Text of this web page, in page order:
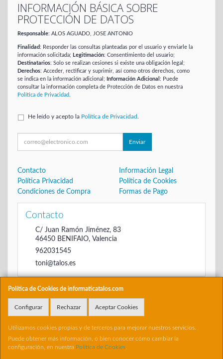
Política de Cookies de informaticatalos.com
Configurar Rechazar Aceptar Cookies
Utilizamos cookies propias y de terceros para mejorar nuestros servicios.
Puede obtener más información, o bien conocer cómo cambiar la
configuración, en nuestra Política de Cookies
INFORMACIÓN BÁSICA SOBRE
PROTECCIÓN DE DATOS
Responsable: ALOS AGUADO, JOSE ANTONIO
Finalidad: Responder las consultas planteadas por el usuario y enviarle la
información solicitada; Legitimación: Consentimiento del usuario;
Destinatarios: Solo se realizan cesiones si existe una obligación legal;
Derechos: Acceder, rectificar y suprimir, así como otros derechos, como
se indica en la información adicional;
Información Adicional : Puede
consultar la información completa de Protección de Datos en nuestra
Política de Privacidad
He leído y acepto la Política de Privacidad
Enviar
Contacto
Información Legal
Política Privacidad
Política de Cookies
Condiciones de Compra
Formas de Pago
Contacto
C/ Juan Ramón Jiménez, 83
46450 BENIFAIO, Valencia
962031545
toni@talos.es
Horario
De 16:00 hasta las 20:30
, , , , España. - C.I.F.: 22698504B - Tfno: